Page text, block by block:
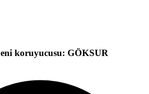
koruyucusu: GÖKSUR